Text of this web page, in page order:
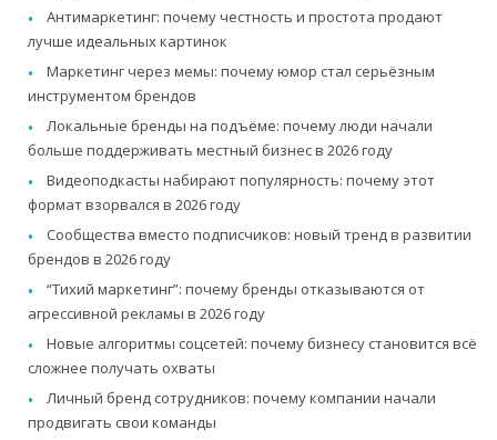
Антимаркетинг: почему честность и простота продают
лучше идеальных картинок
Маркетинг через мемы: почему юмор стал серьёзным
инструментом брендов
Локальные бренды на подъёме: почему люди начали
больше поддерживать местный бизнес в 2026 году
Видеоподкасты набирают популярность: почему этот
формат взорвался в 2026 году
Сообщества вместо подписчиков: новый тренд в развитии
брендов в 2026 году
“Тихий маркетинг”: почему бренды отказываются от
агрессивной рекламы в 2026 году
Новые алгоритмы соцсетей: почему бизнесу становится всё
сложнее получать охваты
Личный бренд сотрудников: почему компании начали
продвигать свои команды